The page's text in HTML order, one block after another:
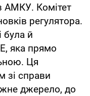
АМКУ. Комітет
регулятора.
була й
яка прямо
Ця
зі справи
джерело, до